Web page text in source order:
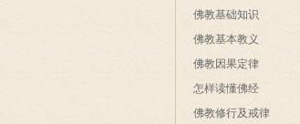
佛教基础知识
佛教基本教义
佛教因果定律
怎样读懂佛经
佛教修行及戒律